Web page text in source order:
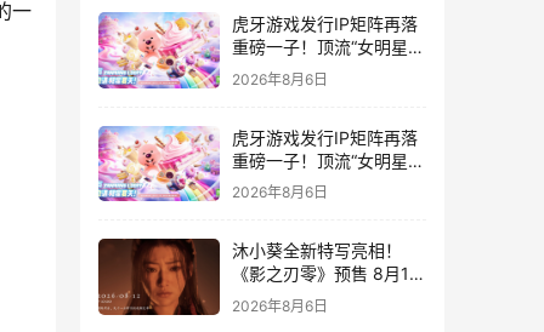
一
虎牙游戏发行IP矩阵再落
重磅一子！顶流“女明星”
ZANMANG LOOPY 正版
3D消除手游《消消奇遇》
2026年8月6日
虎牙游戏发行IP矩阵再落
重磅一子！顶流“女明星”
ZANMANG LOOPY 正版
2026年8月6日
沐小葵全新特写亮相！
《影之刃零》预售 8月12
日开启
2026年8月6日